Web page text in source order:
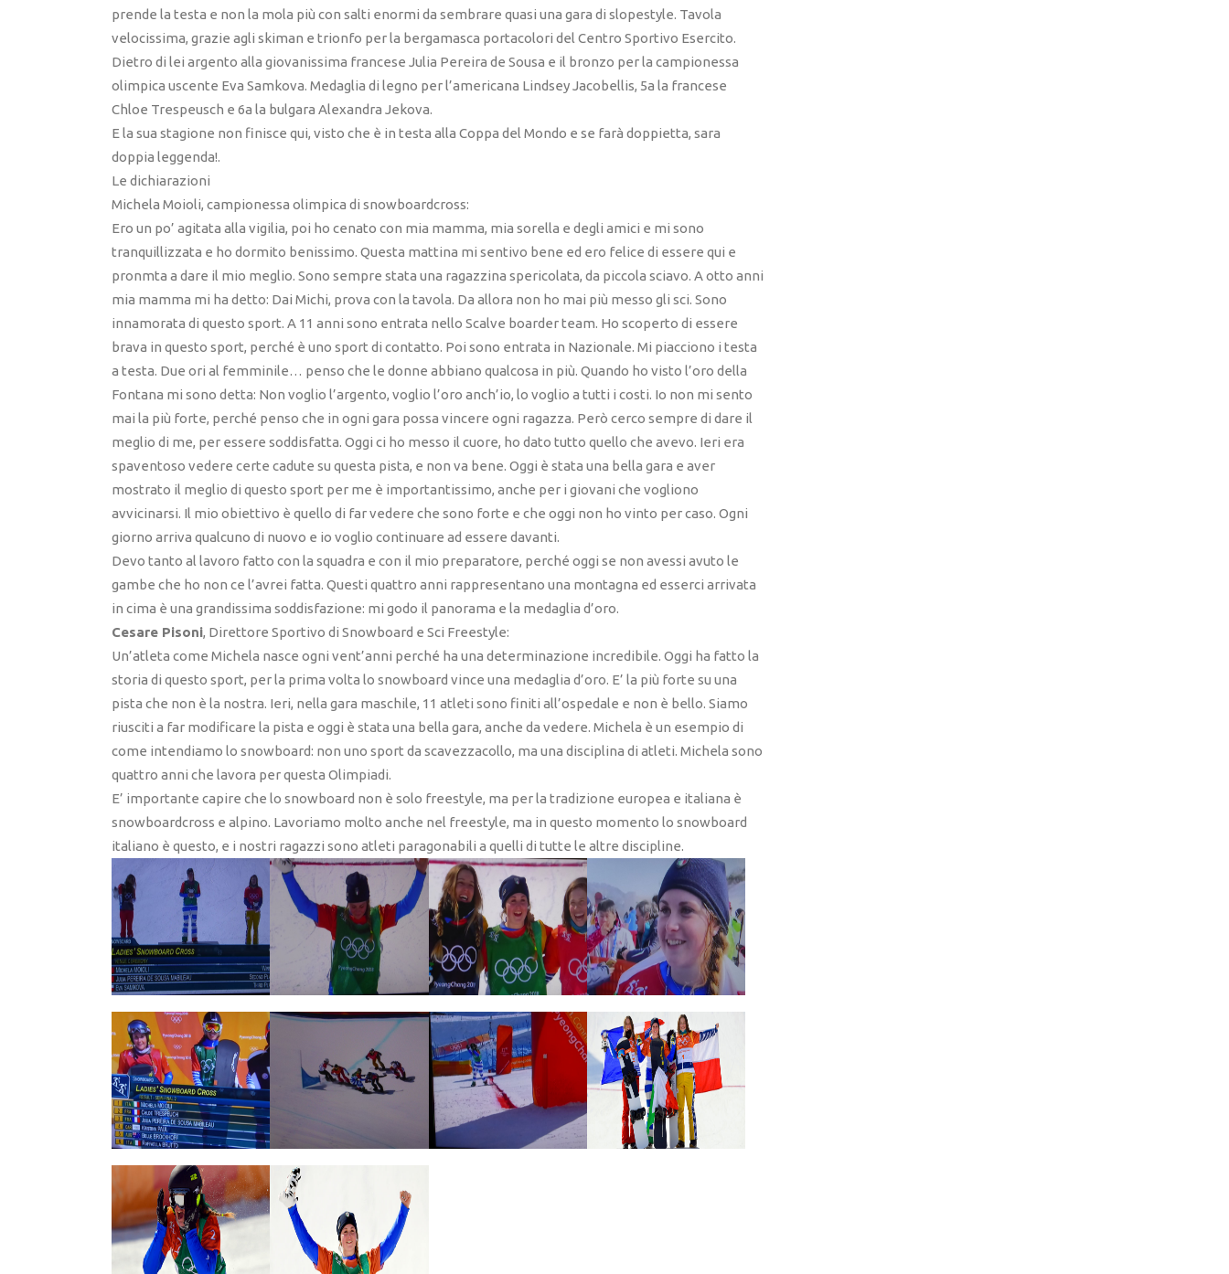
prende la testa e non la mola più con salti enormi da sembrare quasi una gara di slopestyle. Tavola
velocissima, grazie agli skiman e trionfo per la bergamasca portacolori del Centro Sportivo Esercito.
Dietro di lei argento alla giovanissima francese Julia Pereira de Sousa e il bronzo per la campionessa
olimpica uscente Eva Samkova. Medaglia di legno per l’americana Lindsey Jacobellis, 5a la francese
Chloe Trespeusch e 6a la bulgara Alexandra Jekova.
E la sua stagione non finisce qui, visto che è in testa alla Coppa del Mondo e se farà doppietta, sara
doppia leggenda!.
Le dichiarazioni
Michela Moioli, campionessa olimpica di snowboardcross:
Ero un po’ agitata alla vigilia, poi ho cenato con mia mamma, mia sorella e degli amici e mi sono
tranquillizzata e ho dormito benissimo. Questa mattina mi sentivo bene ed ero felice di essere qui e
pronmta a dare il mio meglio. Sono sempre stata una ragazzina spericolata, da piccola sciavo. A otto anni
mia mamma mi ha detto: Dai Michi, prova con la tavola. Da allora non ho mai più messo gli sci. Sono
innamorata di questo sport. A 11 anni sono entrata nello Scalve boarder team. Ho scoperto di essere
brava in questo sport, perché è uno sport di contatto. Poi sono entrata in Nazionale. Mi piacciono i testa
a testa. Due ori al femminile… penso che le donne abbiano qualcosa in più. Quando ho visto l’oro della
Fontana mi sono detta: Non voglio l’argento, voglio l’oro anch’io, lo voglio a tutti i costi. Io non mi sento
mai la più forte, perché penso che in ogni gara possa vincere ogni ragazza. Però cerco sempre di dare il
meglio di me, per essere soddisfatta. Oggi ci ho messo il cuore, ho dato tutto quello che avevo. Ieri era
spaventoso vedere certe cadute su questa pista, e non va bene. Oggi è stata una bella gara e aver
mostrato il meglio di questo sport per me è importantissimo, anche per i giovani che vogliono
avvicinarsi. Il mio obiettivo è quello di far vedere che sono forte e che oggi non ho vinto per caso. Ogni
giorno arriva qualcuno di nuovo e io voglio continuare ad essere davanti.
Devo tanto al lavoro fatto con la squadra e con il mio preparatore, perché oggi se non avessi avuto le
gambe che ho non ce l’avrei fatta. Questi quattro anni rappresentano una montagna ed esserci arrivata
in cima è una grandissima soddisfazione: mi godo il panorama e la medaglia d’oro.
Cesare Pisoni, Direttore Sportivo di Snowboard e Sci Freestyle:
Un’atleta come Michela nasce ogni vent’anni perché ha una determinazione incredibile. Oggi ha fatto la
storia di questo sport, per la prima volta lo snowboard vince una medaglia d’oro. E’ la più forte su una
pista che non è la nostra. Ieri, nella gara maschile, 11 atleti sono finiti all’ospedale e non è bello. Siamo
riusciti a far modificare la pista e oggi è stata una bella gara, anche da vedere. Michela è un esempio di
come intendiamo lo snowboard: non uno sport da scavezzacollo, ma una disciplina di atleti. Michela sono
quattro anni che lavora per questa Olimpiadi.
E’ importante capire che lo snowboard non è solo freestyle, ma per la tradizione europea e italiana è
snowboardcross e alpino. Lavoriamo molto anche nel freestyle, ma in questo momento lo snowboard
italiano è questo, e i nostri ragazzi sono atleti paragonabili a quelli di tutte le altre discipline.